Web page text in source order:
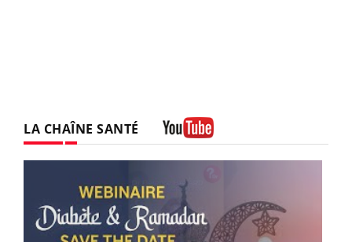
LA CHAÎNE SANTÉ